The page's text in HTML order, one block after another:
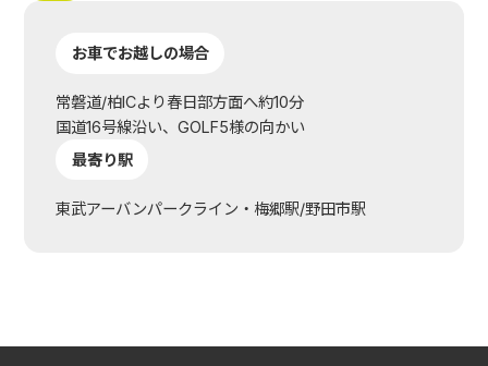
お車でお越しの場合
常磐道/柏ICより春日部方面へ約10分
国道16号線沿い、GOLF5様の向かい
最寄り駅
東武アーバンパークライン・梅郷駅/野田市駅